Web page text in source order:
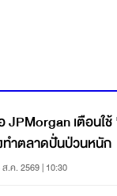
JPMorgan เตือนใช้
ทำตลาดปั่นป่วนหนัก
.ค. 2569 | 10:30